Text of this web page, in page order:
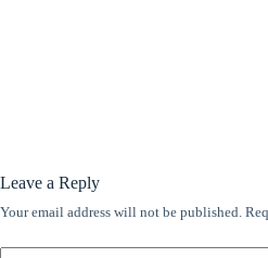
Leave a Reply
Your email address will not be published.